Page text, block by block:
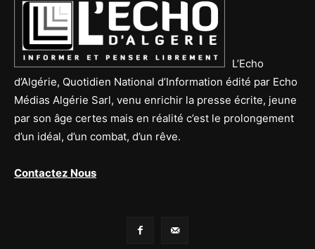
L’Echo
d’Algérie, Quotidien National d’Information édité par Echo
Médias Algérie Sarl, venu enrichir la presse écrite, jeune
par son âge certes mais en réalité c’est le prolongement
d’un idéal, d’un combat, d’un rêve.
Contactez Nous